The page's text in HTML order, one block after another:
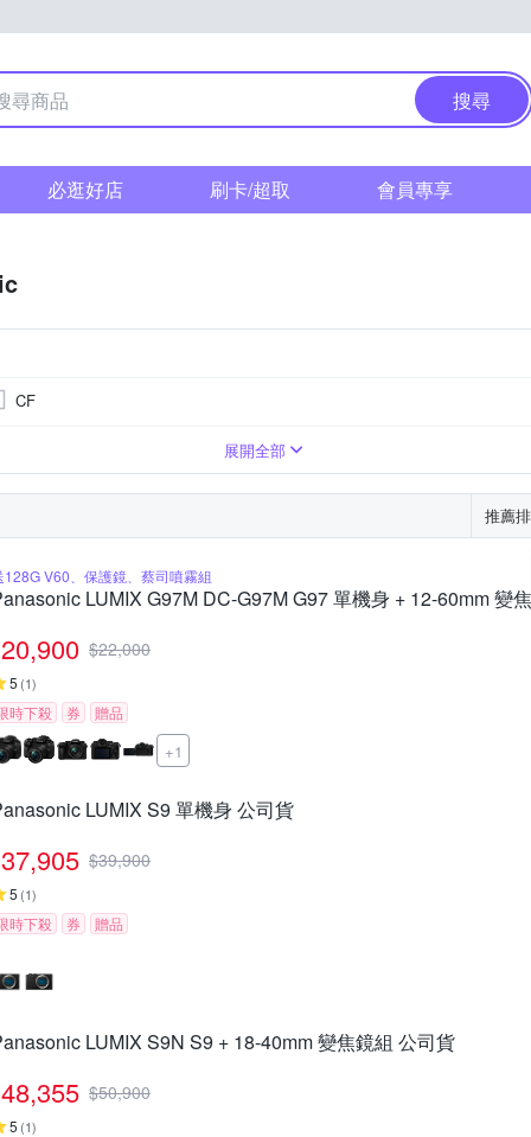
搜尋
必逛好店 刷卡/超取 會員專享
CF
展開全部
推薦
128G V60、保護鏡、蔡司噴霧組
LUMIX G97M DC-G97M G97 單機身 + 12-60mm 變
20,900 $22,000
5 (1)
時下殺 券 贈品
+1
LUMIX S9 單機身 公司貨
37,905 $39,900
5 (1)
時下殺 券 贈品
LUMIX S9N S9 + 18-40mm 變焦鏡組 公司貨
48,355 $50,900
5 (1)